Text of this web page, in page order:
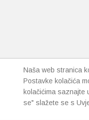
Naša web stranica
Postavke kolačića
kolačićima saznajte
se" slažete se s